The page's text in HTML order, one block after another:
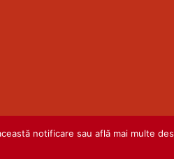
notificare sau află mai multe